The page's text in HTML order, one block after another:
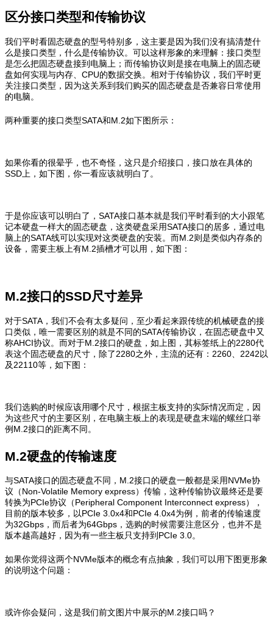
区分接口类型和传输协议
我们平时看固态硬盘的型号特别多，这主要是因为我们没有搞清楚什
么是接口类型，什么是传输协议。可以这样形象的来理解：接口类型
是怎么把固态硬盘接到电脑上；而传输协议则是接在电脑上的固态硬
盘如何实现与内存、CPU的数据交换。相对于传输协议，我们平时更
关注接口类型，因为这关系到我们购买的固态硬盘是否兼容日常使用
的电脑。
两种重要的接口类型SATA和M.2如下图所示：
如果你看的很晕乎，也不奇怪，这只是介绍接口，接口放在具体的
SSD上，如下图，你一看应该就明白了。
于是你应该可以明白了，SATA接口基本就是我们平时看到的大小跟笔
记本硬盘一样大的固态硬盘，这类硬盘采用SATA接口的居多，通过电
脑上的SATA线可以实现对这类硬盘的安装。而M.2则是类似内存条的
设备，需要主板上有M.2插槽才可以用，如下图：
M.2接口的SSD尺寸差异
对于SATA，我们不会有太多疑问，至少看起来跟传统的机械硬盘的接
口类似，唯一需要区别的就是不同的SATA传输协议，在固态硬盘中又
称AHCI协议。而对于M.2接口的硬盘，如上图，其标签纸上的2280代
表这个固态硬盘的尺寸，除了2280之外，主流的还有：2260、2242以
及22110等，如下图：
我们选购的时候应该用哪个尺寸，根据主板支持的实际情况而定，因
为这些尺寸的主要区别，在电脑主板上的表现是硬盘末端的螺丝口举
例M.2接口的距离不同。
M.2硬盘的传输速度
与SATA接口的固态硬盘不同，M.2接口的硬盘一般都是采用NVMe协
议（Non-Volatile Memory express）传输，这种传输协议最终还是要
转换为PCIe协议（Peripheral Component Interconnect express），
目前的版本较多，以PCIe 3.0x4和PCIe 4.0x4为例，前者的传输速度
为32Gbps，而后者为64Gbps，选购的时候需要注意区分，也并不是
版本越高越好，因为有一些主板只支持到PCIe 3.0。
如果你觉得这两个NVMe版本的概念有点抽象，我们可以用下图更形象
的说明这个问题：
或许你会疑问，这是我们前文图片中展示的M.2接口吗？